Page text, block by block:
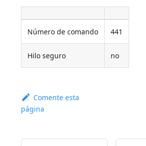
Número de comando 441
Hilo seguro no
Comente esta
página